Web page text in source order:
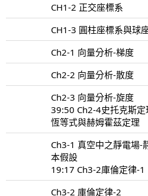
CH1-2 正交座標系
CH1-3 圓柱座標系與球
Ch2-1 向量分析-梯度
Ch2-2 向量分析-散度
Ch2-3 向量分析-旋度
39:50 Ch2-4史托克斯
恆等式與赫姆霍茲定理
Ch3-1 真空中之靜電場-
本假設
19:17 Ch3-2庫倫定律-1
Ch3-2 庫倫定律-2